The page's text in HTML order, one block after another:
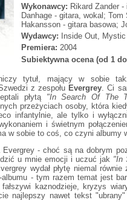
Wykonawcy: Rikard Zander
Danhage - gitara, wokal;
Hakansson - gitara basowa;
Wydawcy: Inside Out,
Premiera: 2004
Subiektywna ocena (od 1
tytuł, mający w sobie
z zespołu Evergrey . Ci
płytą "In Search Of The
przeżyciach osoby, która
infantylnie, ale tylko i
i świetnym
w sobie to coś, co czyni albumy
- choć są na dobrym
u mnie emocji i uczuć jak "In
wydał płytę niemal równie
albumu - tym razem temat jest
kaznodzieje, kryzys
najlepszy nawet tekst